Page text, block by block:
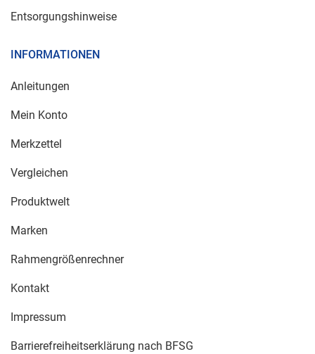
Entsorgungshinweise
INFORMATIONEN
Anleitungen
Mein Konto
Merkzettel
Vergleichen
Produktwelt
Marken
Rahmengrößenrechner
Kontakt
Impressum
Barrierefreiheitserklärung nach BFSG